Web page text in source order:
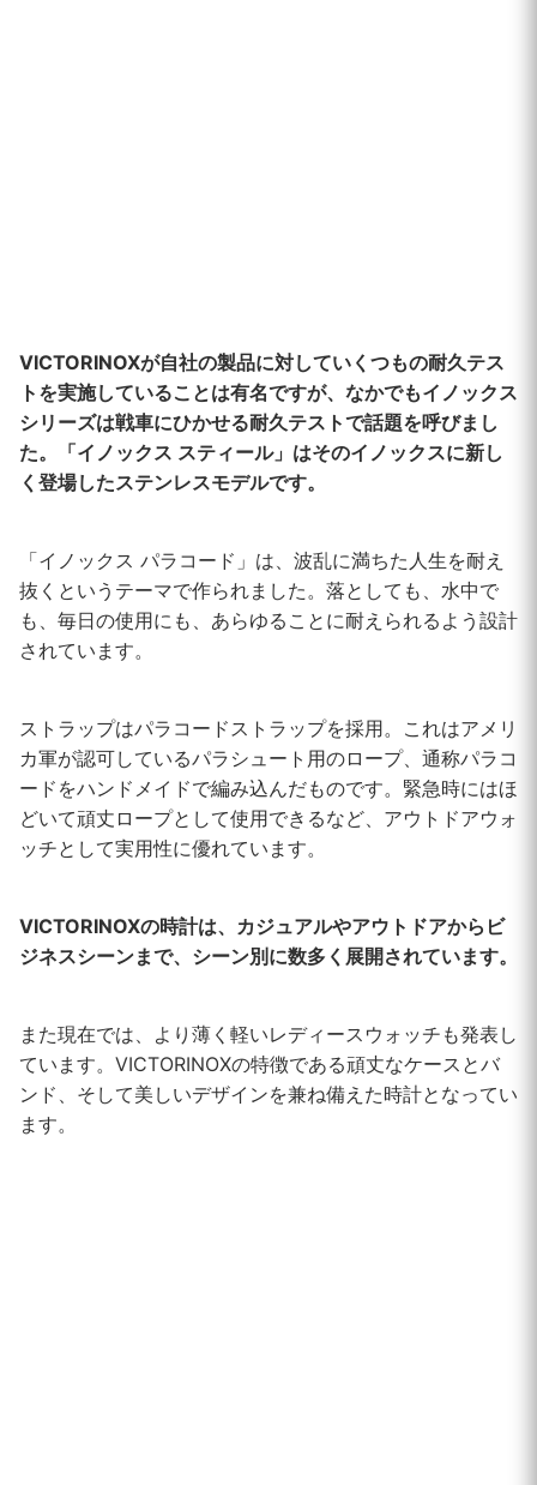
VICTORINOXが自社の製品に対していくつもの耐久テス
トを実施していることは有名ですが、なかでもイノックス
シリーズは戦車にひかせる耐久テストで話題を呼びまし
た。「イノックス スティール」はそのイノックスに新し
く登場したステンレスモデルです。
「イノックス パラコード」は、波乱に満ちた人生を耐え
抜くというテーマで作られました。落としても、水中で
も、毎日の使用にも、あらゆることに耐えられるよう設計
されています。
ストラップはパラコードストラップを採用。これはアメリ
カ軍が認可しているパラシュート用のロープ、通称パラコ
ードをハンドメイドで編み込んだものです。緊急時にはほ
どいて頑丈ロープとして使用できるなど、アウトドアウォ
ッチとして実用性に優れています。
VICTORINOXの時計は、カジュアルやアウトドアからビ
ジネスシーンまで、シーン別に数多く展開されています。
また現在では、より薄く軽いレディースウォッチも発表し
ています。VICTORINOXの特徴である頑丈なケースとバ
ンド、そして美しいデザインを兼ね備えた時計となってい
ます。